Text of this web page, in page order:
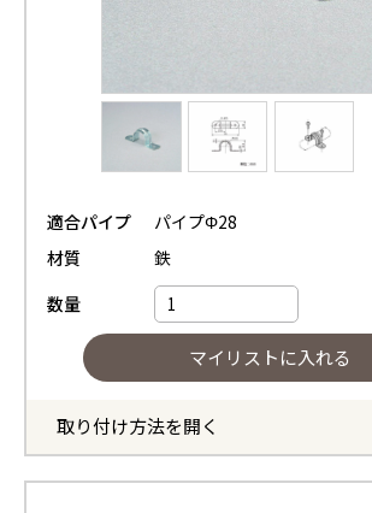
適合パイプ
パイプΦ28
材質
鉄
数量
取り付け方法を開く